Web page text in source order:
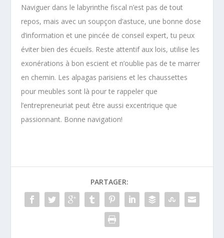
Naviguer dans le labyrinthe fiscal n’est pas de tout
repos, mais avec un soupçon d’astuce, une bonne dose
d’information et une pincée de conseil expert, tu peux
éviter bien des écueils. Reste attentif aux lois, utilise les
exonérations à bon escient et n’oublie pas de te marrer
en chemin. Les alpagas parisiens et les chaussettes
pour meubles sont là pour te rappeler que
l’entrepreneuriat peut être aussi excentrique que
passionnant. Bonne navigation!
PARTAGER: